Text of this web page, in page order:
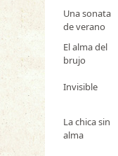
Una sonata
de verano
El alma del
brujo
Invisible
La chica sin
alma